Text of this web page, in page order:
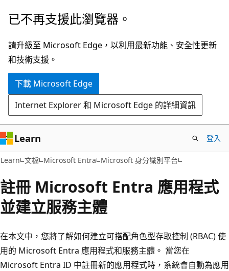
跳
主
要
內
已不再支援此瀏覽器。
請升級至 Microsoft Edge，以利用最新功能、安全性更新
和技術支援。
下載 Microsoft Edge
Internet Explorer 和 Microsoft Edge 的詳細資訊
Learn 登入
Learn 文檔 Microsoft Entra Microsoft 身分識別平台
註冊 Microsoft Entra 應用程式
並建立服務主體
在本文中，您將了解如何建立可搭配角色型存取控制 (RBAC) 使
用的 Microsoft Entra 應用程式和服務主體。 當您在
Microsoft Entra ID 中註冊新的應用程式時，系統會自動為應用